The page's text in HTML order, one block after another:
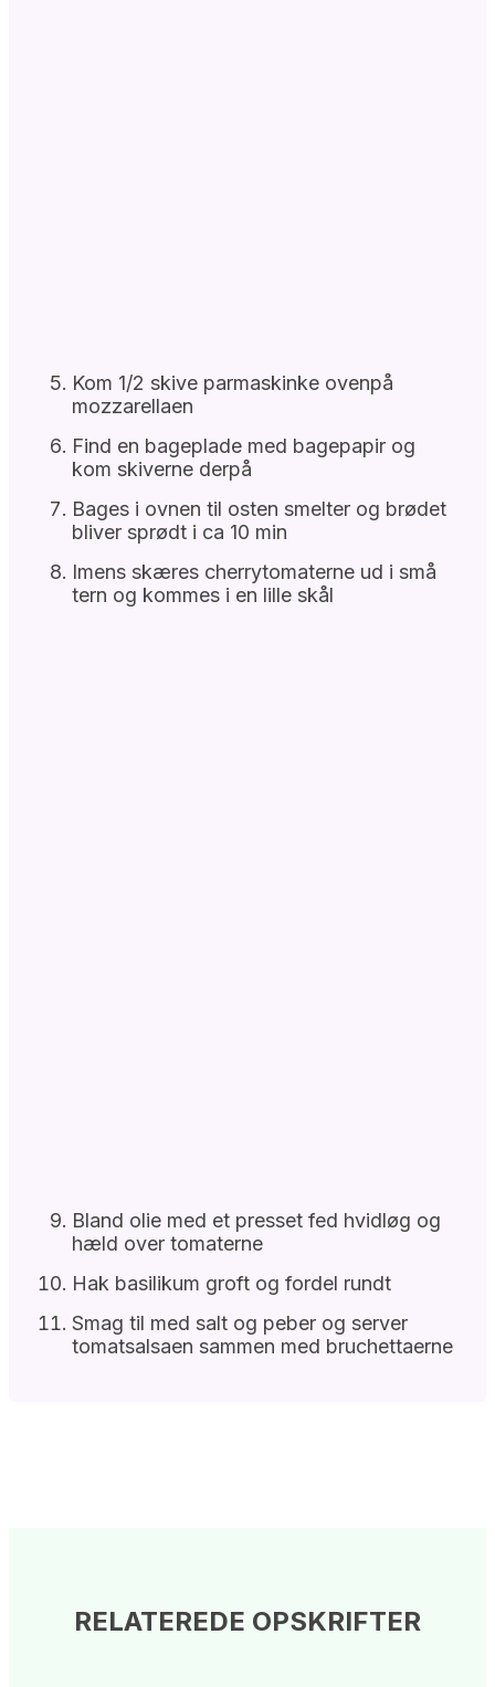
Kom 1/2 skive parmaskinke ovenpå
mozzarellaen
Find en bageplade med bagepapir og
kom skiverne derpå
Bages i ovnen til osten smelter og brødet
bliver sprødt i ca 10 min
Imens skæres cherrytomaterne ud i små
tern og kommes i en lille skål
Bland olie med et presset fed hvidløg og
hæld over tomaterne
Hak basilikum groft og fordel rundt
Smag til med salt og peber og server
tomatsalsaen sammen med bruchettaerne
RELATEREDE OPSKRIFTER